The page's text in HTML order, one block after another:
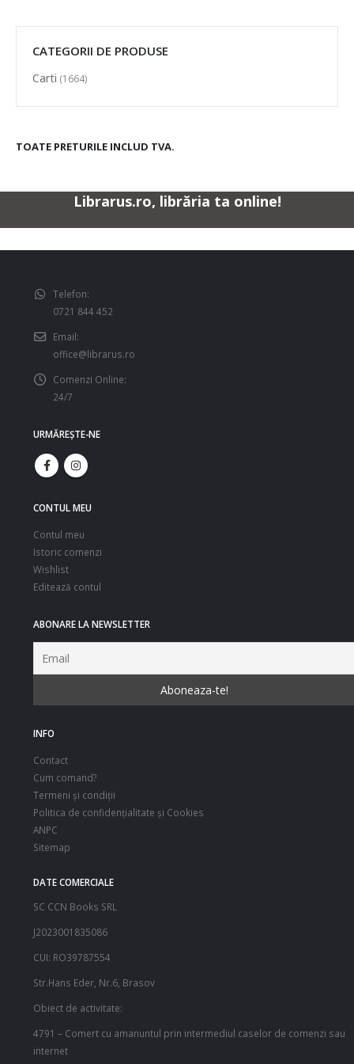
CATEGORII DE PRODUSE
Carti (1664)
TOATE PRETURILE INCLUD TVA.
Librarus.ro, librăria ta online!
Telefon:
0721 844 452
Email:
office@librarus.ro
Comenzi Online:
24/7
URMĂREŞTE-NE
CONTUL MEU
Contul meu
Istoric comenzi
Wishlist
Editează contul
ABONARE LA NEWSLETTER
INFO
Contact
Cum comand?
Termeni şi condiţii
Politica de confidenţialitate şi Cookies
ANPC
Sitemap
DATE COMERCIALE
SC CCN Books SRL
J2023001835086
CUI: RO39787554
Str.Hans Eder, Nr.6, Brasov
Obiect de activitate:
4791 – Comert cu amanuntul prin intermediul caselor de comenzi sau
internet